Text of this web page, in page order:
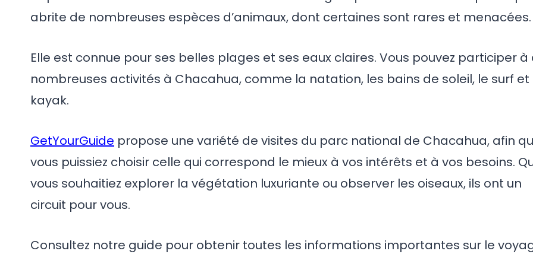
abrite de nombreuses espèces d’animaux, dont certaines sont rares et menacées.
Elle est connue pour ses belles plages et ses eaux claires. Vous pouvez participer à
nombreuses activités à Chacahua, comme la natation, les bains de soleil, le surf et
kayak.
GetYourGuide propose une variété de visites du parc national de Chacahua, afin
vous puissiez choisir celle qui correspond le mieux à vos intérêts et à vos besoins.
vous souhaitiez explorer la végétation luxuriante ou observer les oiseaux, ils ont un
circuit pour vous.
Consultez notre guide pour obtenir toutes les informations importantes sur le